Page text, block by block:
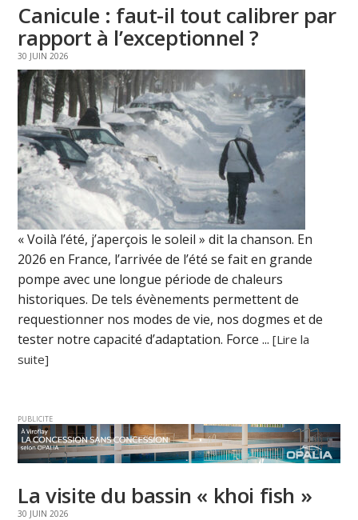
Canicule : faut-il tout calibrer par
rapport à l’exceptionnel ?
30 JUIN 2026
« Voilà l’été, j’aperçois le soleil » dit la chanson. En
2026 en France, l’arrivée de l’été se fait en grande
pompe avec une longue période de chaleurs
historiques. De tels évènements permettent de
requestionner nos modes de vie, nos dogmes et de
tester notre capacité d’adaptation. Force ...[Lire la
suite]
PUBLICITE
La visite du bassin « khoi fish »
30 JUIN 2026